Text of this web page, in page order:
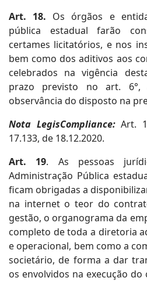
Art. 18. Os órgãos e
pública estadual farão
certames licitatórios, e nos
bem como dos aditivos aos
celebrados na vigência
prazo previsto no art. 6°,
observância do disposto na
Nota LegisCompliance:Art.
17.133, de 18.12.2020.
Art. 19. As pessoas
Administração Pública
ficam obrigadas a
na internet o teor do
gestão, o organograma da
completo de toda a diretoria
e operacional, bem como a
societário, de forma a dar
os envolvidos na execução